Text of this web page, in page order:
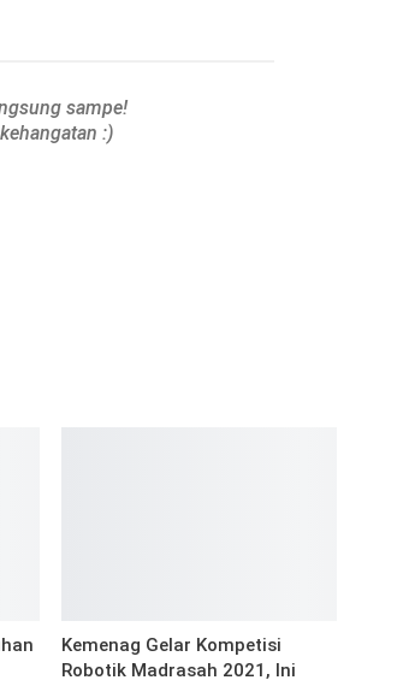
sampe!
:)
Kemenag Gelar Kompetisi
Robotik Madrasah 2021, Ini